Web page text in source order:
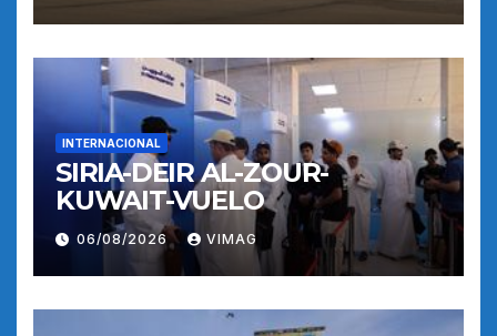
INTERNACIONAL
SIRIA-DEIR AL-ZOUR-
KUWAIT-VUELO
06/08/2026 VIMAG